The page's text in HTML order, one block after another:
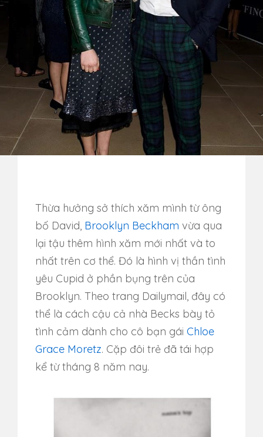
Thừa hưởng sở thích xăm mình từ ông
bố David, Brooklyn Beckham vừa qua
lại tậu thêm hình xăm mới nhất và to
nhất trên cơ thể. Đó là hình vị thần tình
yêu Cupid ở phần bụng trên của
Brooklyn. Theo trang Dailymail, đây có
thể là cách cậu cả nhà Becks bày tỏ
tình cảm dành cho cô bạn gái Chloe
Grace Moretz. Cặp đôi trẻ đã tái hợp
kể từ tháng 8 năm nay.